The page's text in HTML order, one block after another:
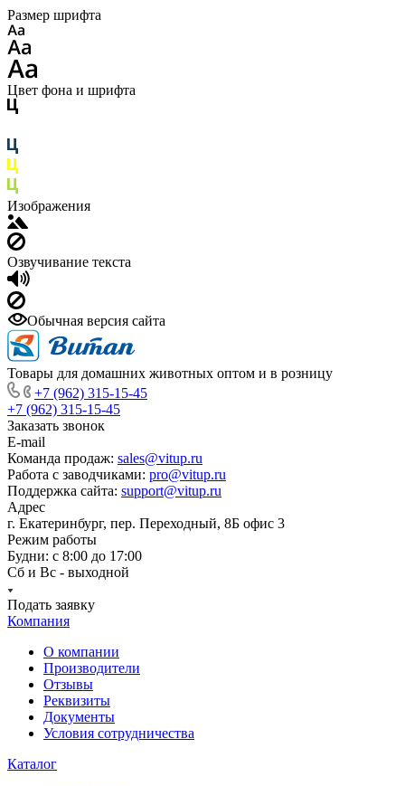
Размер шрифта
Цвет фона и шрифта
Изображения
Озвучивание текста
Обычная версия сайта
Товары для домашних животных оптом и в розницу
+7 (962) 315-15-45
+7 (962) 315-15-45
Заказать звонок
E-mail
Команда продаж: sales@vitup.ru
Работа с заводчиками: pro@vitup.ru
Поддержка сайта: support@vitup.ru
Адрес
г. Екатеринбург, пер. Переходный, 8Б офис 3
Режим работы
Будни: с 8:00 до 17:00
Сб и Вс - выходной
Подать заявку
Компания
О компании
Производители
Отзывы
Реквизиты
Документы
Условия сотрудничества
Каталог